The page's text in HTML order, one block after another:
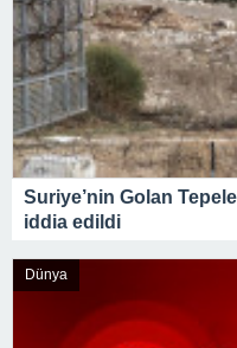
09:00 -AJet, İstanbul ve
sefer başlattı
Suriye’nin Golan
iddia edildi
Dünya